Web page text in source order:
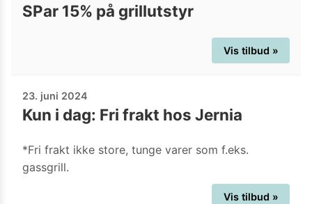
SPar 15% på grillutstyr
Vis tilbud »
23. juni 2024
Kun i dag: Fri frakt hos Jernia
*Fri frakt ikke store, tunge varer som f.eks.
gassgrill.
Vis tilbud »